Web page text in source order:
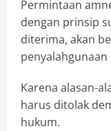
Permintaan
dengan prinsip
diterima, akan
Karena alasan-
harus ditolak
hukum.